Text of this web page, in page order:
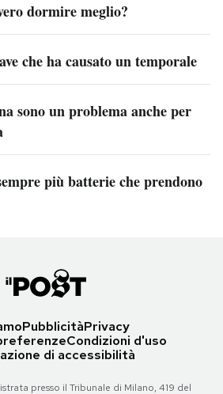
dormire meglio?
che ha causato un temporale
sono un problema anche per
più batterie che prendono
PubblicitàPrivacy
Condizioni d'uso
di accessibilità
presso il Tribunale di Milano, 419 del